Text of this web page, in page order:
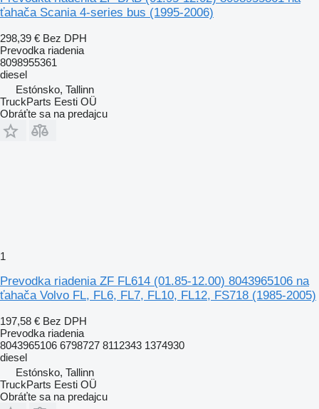
ťahača Scania 4-series bus (1995-2006)
298,39 € Bez DPH
Prevodka riadenia
8098955361
diesel
Estónsko, Tallinn
TruckParts Eesti OÜ
Obráťte sa na predajcu
1
Prevodka riadenia ZF FL614 (01.85-12.00) 8043965106 na
ťahača Volvo FL, FL6, FL7, FL10, FL12, FS718 (1985-2005)
197,58 € Bez DPH
Prevodka riadenia
8043965106 6798727 8112343 1374930
diesel
Estónsko, Tallinn
TruckParts Eesti OÜ
Obráťte sa na predajcu